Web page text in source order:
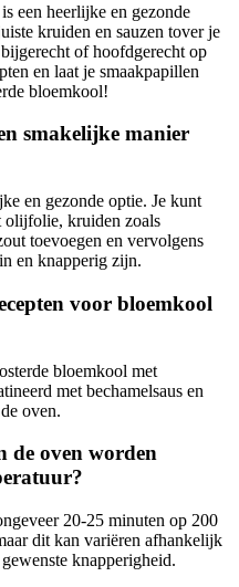
een heerlijke en gezonde
kruiden en sauzen tover je
of hoofdgerecht op
en laat je smaakpapillen
bloemkool!
smakelijke manier
en gezonde optie. Je kunt
olijfolie, kruiden zoals
toevoegen en vervolgens
en knapperig zijn.
voor bloemkool
bloemkool met
met bechamelsaus en
oven.
de oven worden
20-25 minuten op 200
dit kan variëren afhankelijk
knapperigheid.